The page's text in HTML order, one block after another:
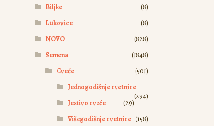
Biljke
(8)
Lukovice
(8)
NOVO
(828)
Semena
(1848)
Cveće
(501)
Jednogodišnje cvetnice
(294)
Jestivo cveće
(29)
Višegodišnje cvetnice (158)